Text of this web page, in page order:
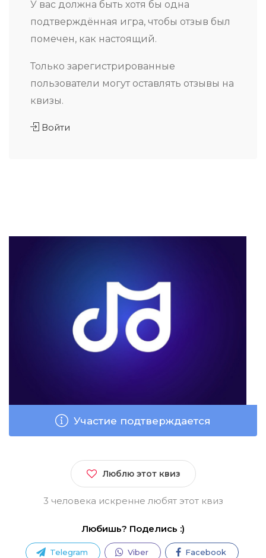
У вас должна быть хотя бы одна
подтверждённая игра, чтобы отзыв был
помечен, как настоящий.
Только зарегистрированные
пользователи могут оставлять отзывы на
квизы.
Войти
Участие подтверждается
Люблю этот квиз
3 человека искренне любят этот квиз
Любишь? Поделись :)
Telegram Viber Facebook